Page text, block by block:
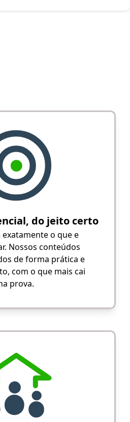
do jeito certo
exatamente o que e
Nossos conteúdos
de forma prática e
com o que mais cai
prova.